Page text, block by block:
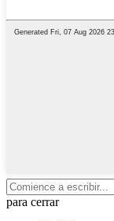
para cerrar